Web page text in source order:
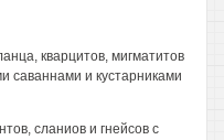
кварцитов, мигматитов
саваннами и кустарниками
сланиов и гнейсов с